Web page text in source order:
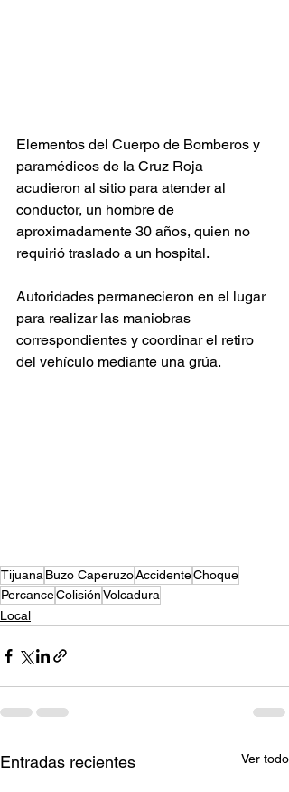
Elementos del Cuerpo de Bomberos y
paramédicos de la Cruz Roja
acudieron al sitio para atender al
conductor, un hombre de
aproximadamente 30 años, quien no
requirió traslado a un hospital.
Autoridades permanecieron en el lugar
para realizar las maniobras
correspondientes y coordinar el retiro
del vehículo mediante una grúa.
Tijuana Buzo CaperuzoAccidenteChoque
PercanceColisiónVolcadura
Local
Entradas recientes Ver todo